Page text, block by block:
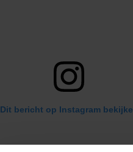
Dit bericht op Instagram